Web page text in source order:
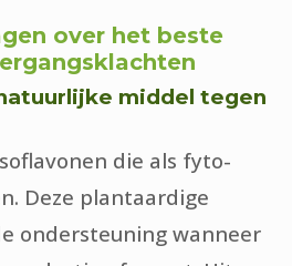
over het beste
middel tegen
die als fyto-
Deze plantaardige
ondersteuning wanneer